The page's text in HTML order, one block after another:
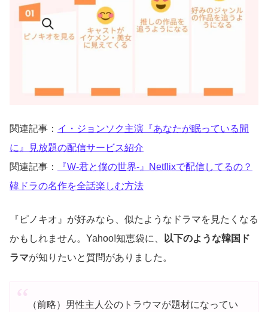
関連記事： イ・ジョンソク主演『あなたが眠っている間
に』見放題の配信サービス紹介
関連記事：
『W-君と僕の世界-』Netflixで配信してるの？
韓ドラの名作を全話楽しむ方法
『ピノキオ』が好みなら、似たようなドラマを見たくなる
かもしれません。Yahoo!知恵袋に、
以下のような韓国ド
ラマが知りたいと質問がありました。
（前略）男性主人公のトラウマが題材になってい